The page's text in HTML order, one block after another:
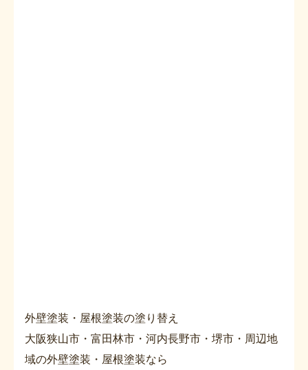
外壁塗装・屋根塗装の塗り替え
大阪狭山市・富田林市・河内長野市・堺市・周辺地
域の外壁塗装・屋根塗装なら